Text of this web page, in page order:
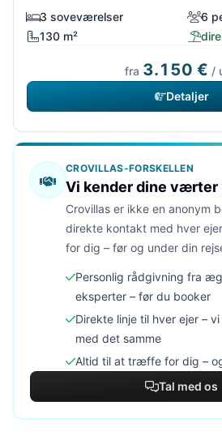
3 soveværelser
6
130 m²
fra 3.150 € /
Detaljer
CROVILLAS-FORSKELLEN
Vi kender dine værter
Crovillas er ikke en anonym
direkte kontakt med hver
for dig – før og under din
Personlig rådgivning fra
eksperter – før du booker
Direkte linje til hver ejer –
med det samme
Altid til at træffe for dig –
Tal med os